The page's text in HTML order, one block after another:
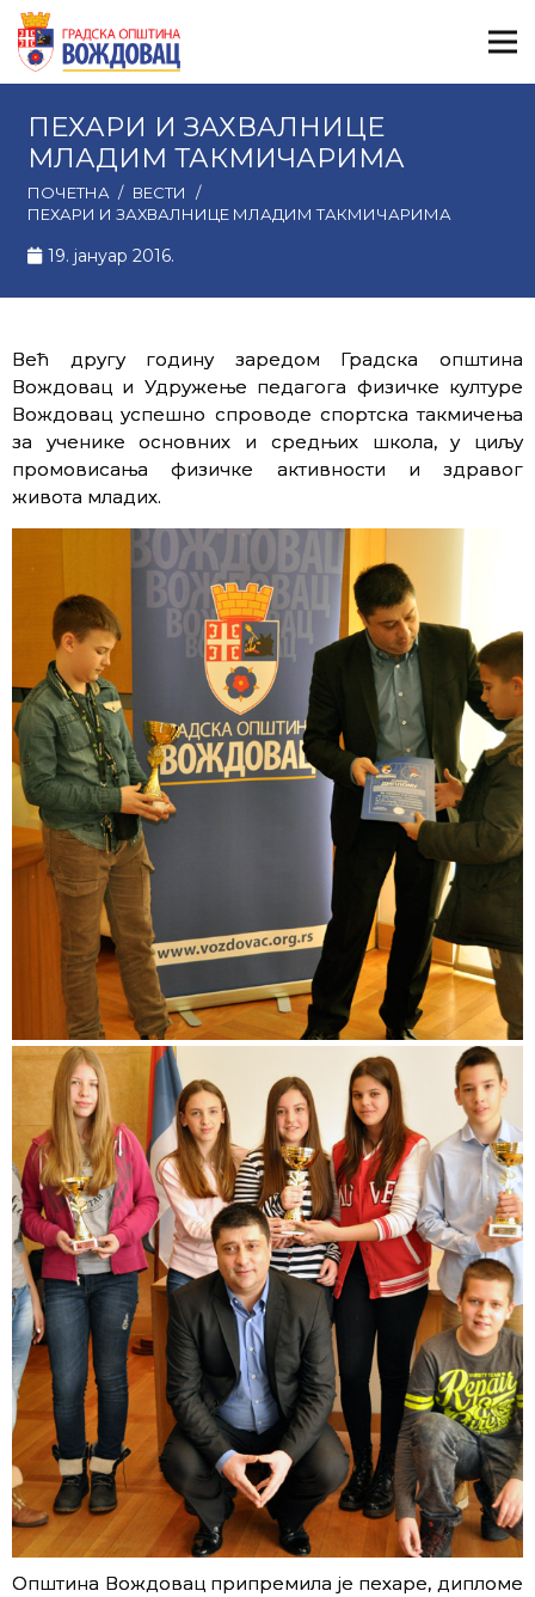
ПЕХАРИ И ЗАХВАЛНИЦЕ
МЛАДИМ ТАКМИЧАРИМА
ПОЧЕТНА / ВЕСТИ
/
ПЕХАРИ И ЗАХВАЛНИЦЕ МЛАДИМ ТАКМИЧАРИМА
19. јануар 2016.
Већ другу годину заредом Градска општина
Вождовац и Удружење педагога физичке културе
Вождовац успешно спроводе спортска такмичења
за ученике основних и средњих школа, у циљу
промовисања физичке активности и здравог
живота младих.
Општина Вождовац припремила је пехаре, дипломе